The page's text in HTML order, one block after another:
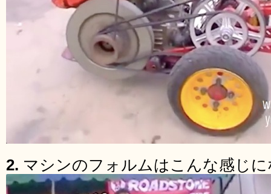
2. マシンのフォルムはこんな感じ